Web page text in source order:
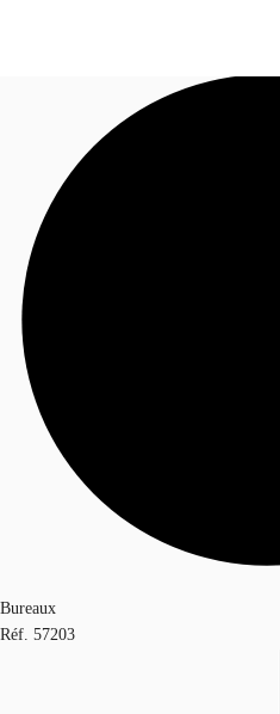
Blog
Données marchés
Appelez maintenant
Bureaux
Réf. 57203